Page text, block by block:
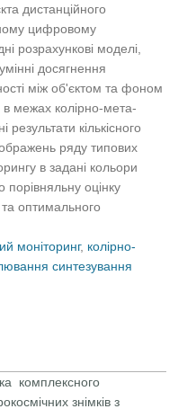
дистанційного
цифровому
розрахункові моделі,
досягнення
між об'єктом та фоном
межах колірно-мета-
кількісного
ряду типових
в задані кольори
порівняльну оцінку
оптимального
моніторинг, колірно-
синтезування
комплексного
знімків з